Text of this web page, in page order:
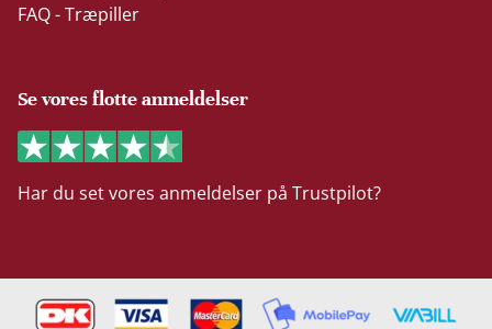
FAQ - Træpiller
Se vores flotte anmeldelser
Har du set vores anmeldelser på Trustpilot?